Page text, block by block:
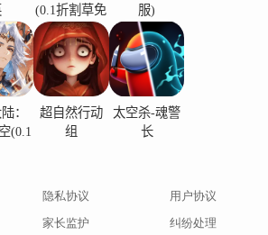
(0.1折割草免
费版)
服)
：
(0.1
超自然行动
组
太空杀-魂警
长
隐私协议
用户协议
家长监护
纠纷处理